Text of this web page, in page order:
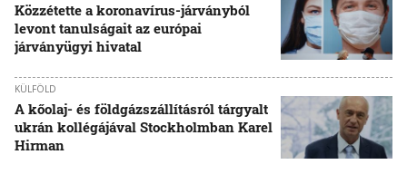
Közzétette a koronavírus-járványból
levont tanulságait az európai
járványügyi hivatal
KÜLFÖLD
A kőolaj- és földgázszállításról tárgyalt
ukrán kollégájával Stockholmban Karel
Hirman